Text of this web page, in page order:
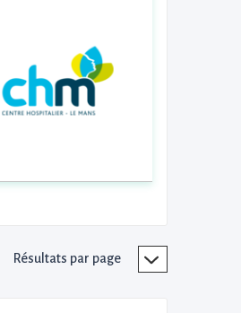
Résultats par page